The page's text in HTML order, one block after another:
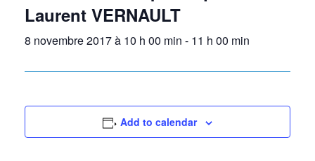
Laurent VERNAULT
8 novembre 2017 à 10 h 00 min - 11 h 00 min
Add to calendar